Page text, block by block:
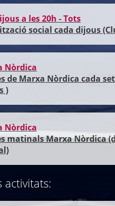
a les 20h - Tots
social cada dijous
Nòrdica
de Marxa Nòrdica cada
)
Nòrdica
matinals Marxa Nòrdica
activitats: